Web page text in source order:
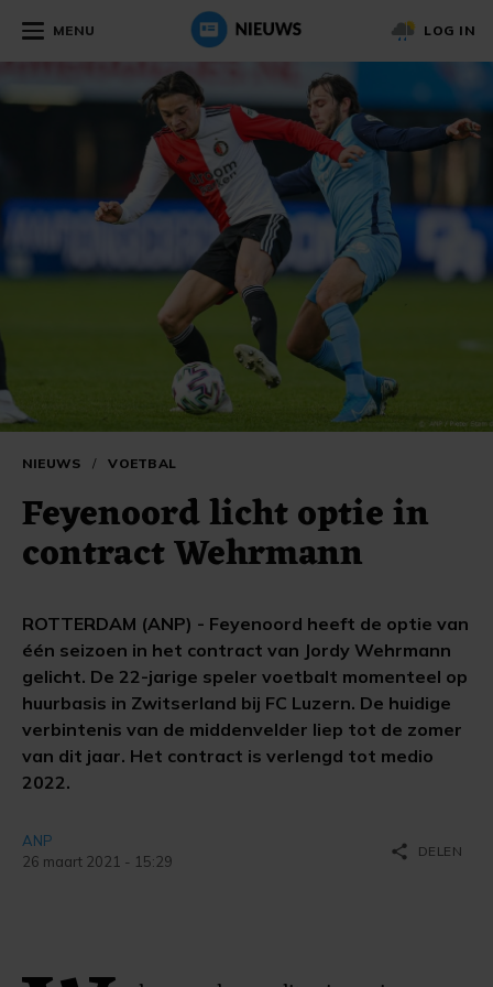
MENU LOG IN
NIEUWS / VOETBAL
Feyenoord licht optie in
contract Wehrmann
ROTTERDAM (ANP) - Feyenoord heeft de optie van
één seizoen in het contract van Jordy Wehrmann
gelicht. De 22-jarige speler voetbalt momenteel op
huurbasis in Zwitserland bij FC Luzern. De huidige
verbintenis van de middenvelder liep tot de zomer
van dit jaar. Het contract is verlengd tot medio
2022.
ANP
26 maart 2021 - 15:29
share DELEN